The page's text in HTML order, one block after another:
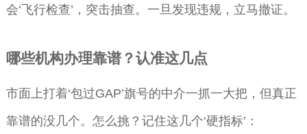
会‘飞行检查’，突击抽查。一旦发现违规，立马撤证。
哪些机构办理靠谱？认准这几点
市面上打着‘包过GAP’旗号的中介一抓一大把，但真正
靠谱的没几个。怎么挑？记住这几个‘硬指标’：